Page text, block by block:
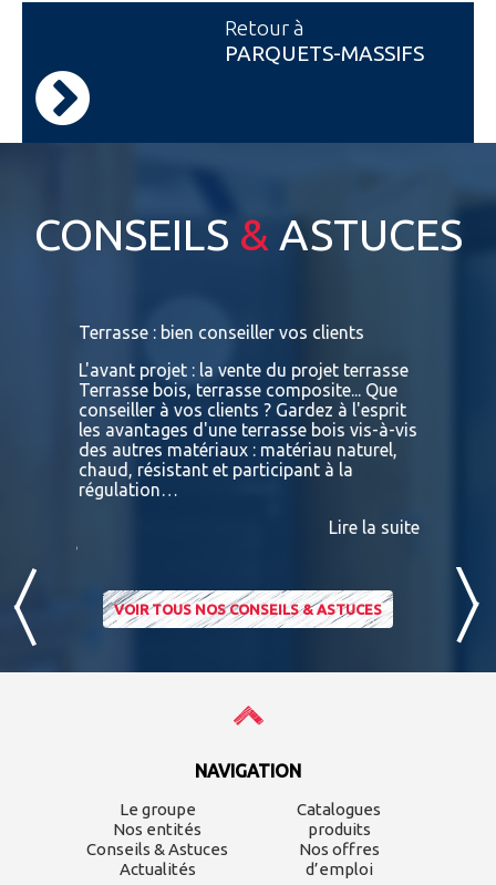
Retour à
PARQUETS-MASSIFS
CONSEILS & ASTUCES
la suite
Terrasse : bien conseiller vos clients
L'avant projet : la vente du projet terrasse
Terrasse bois, terrasse composite... Que
conseiller à vos clients ? Gardez à l'esprit
les avantages d'une terrasse bois vis-à-vis
des autres matériaux : matériau naturel,
chaud, résistant et participant à la
régulation…
Lire la suite
VOIR TOUS NOS CONSEILS & ASTUCES
NAVIGATION
Le groupe
Nos entités
Conseils & Astuces
Actualités
Catalogues
produits
Nos offres
d’emploi